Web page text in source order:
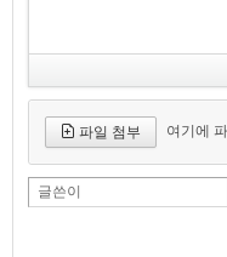
파일 첨부 여기에
글쓴이